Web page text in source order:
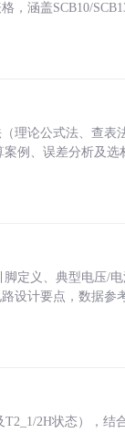
，涵盖SCB10/
理论公式法、查表
例、误差分析及
定义、典型电压/
设计要点，数据参
2H状态），结